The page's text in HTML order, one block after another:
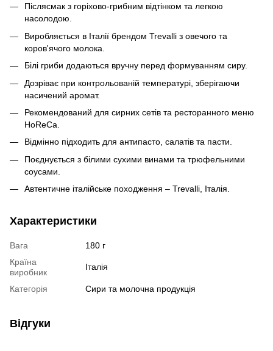
Післясмак з горіхово-грибним відтінком та легкою
насолодою.
Виробляється в Італії брендом Trevalli з овечого та
коров'ячого молока.
Білі гриби додаються вручну перед формуванням сиру.
Дозріває при контрольованій температурі, зберігаючи
насичений аромат.
Рекомендований для сирних сетів та ресторанного меню
HoReCa.
Відмінно підходить для антипасто, салатів та пасти.
Поєднується з білими сухими винами та трюфельними
соусами.
Автентичне італійське походження – Trevalli, Італія.
Характеристики
Вага
180 г
Країна
виробник
Італія
Категорія Сири та молочна продукція
Відгуки